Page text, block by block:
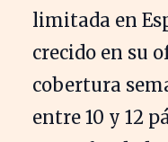
limitada en
crecido en su
cobertura
entre 10 y 12